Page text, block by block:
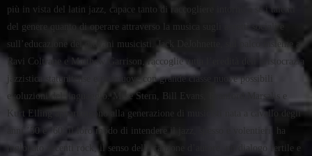
più in vista del latin jazz, capace tanto di raccogliere intorno a sé i talenti
del genere quanto di operare attraverso la musica sugli aspetti sociali e
sull’educazione dei giovani musicisti. Jack DeJohnette, sul palco insieme a
Ravi Coltrane e Matthew Garrison, raccoglie tutta l’eredità dell’aristocrazia
jazzistica statunitense e promuove con grande classe nuove possibili
evoluzioni del linguaggio. Mike Stern, Bill Evans, Branford Marsalis e
Kurt Elling appartengono alla generazione di musicisti nata a cavallo degli
anni ’50 e ’60: il loro modo di intendere il jazz, spesso e volentieri, ha
inglobato accenti rock, il senso della canzone d’autore, un dialogo fertile e